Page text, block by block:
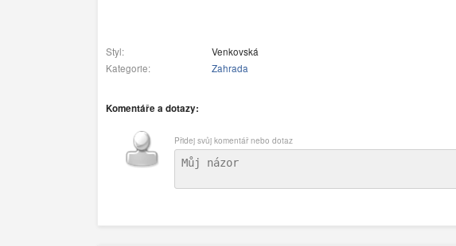
Styl:
Venkovská
Kategorie:
Zahrada
Komentáře a dotazy:
Přidej svůj komentář nebo dotaz